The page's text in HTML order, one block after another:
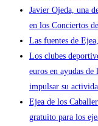
Javier Ojeda, una
en los Conciertos
Las fuentes de
Los clubes
euros en ayudas
impulsar su
Ejea de los
gratuito para los